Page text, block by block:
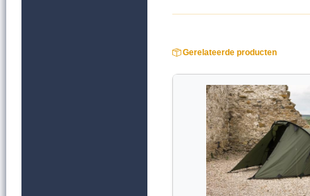
Gerelateerde producten